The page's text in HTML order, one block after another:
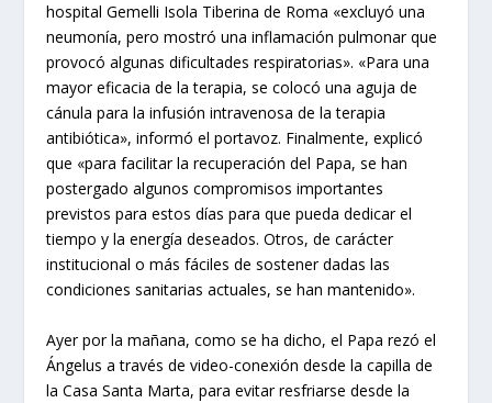
hospital Gemelli Isola Tiberina de Roma «excluyó una
neumonía, pero mostró una inflamación pulmonar que
provocó algunas dificultades respiratorias». «Para una
mayor eficacia de la terapia, se colocó una aguja de
cánula para la infusión intravenosa de la terapia
antibiótica», informó el portavoz. Finalmente, explicó
que «para facilitar la recuperación del Papa, se han
postergado algunos compromisos importantes
previstos para estos días para que pueda dedicar el
tiempo y la energía deseados. Otros, de carácter
institucional o más fáciles de sostener dadas las
condiciones sanitarias actuales, se han mantenido».
Ayer por la mañana, como se ha dicho, el Papa rezó el
Ángelus a través de video-conexión desde la capilla de
la Casa Santa Marta, para evitar resfriarse desde la